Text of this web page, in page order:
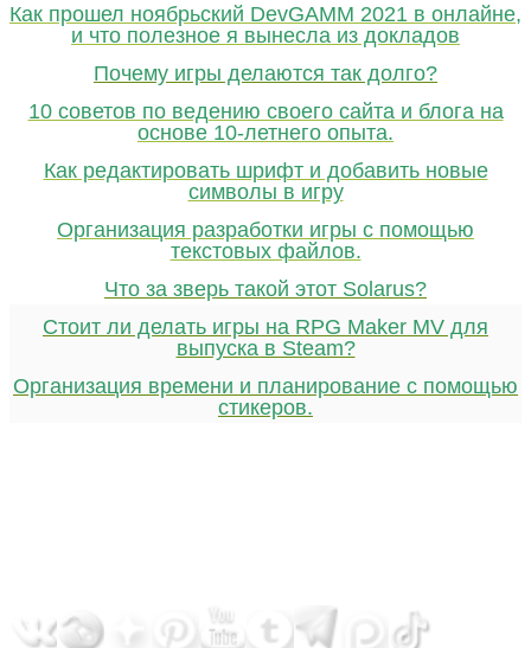
Как прошел ноябрьский DevGAMM 2021 в онлайне,
и что полезное я вынесла из докладов
Почему игры делаются так долго?
10 советов по ведению своего сайта и блога на
основе 10-летнего опыта.
Как редактировать шрифт и добавить новые
символы в игру
Организация разработки игры с помощью
текстовых файлов.
Что за зверь такой этот Solarus?
Стоит ли делать игры на RPG Maker MV для
выпуска в Steam?
Организация времени и планирование с помощью
стикеров.